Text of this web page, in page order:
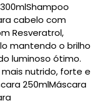
cabelo com
Resveratrol,
mantendo o brilho
luminoso ótimo.
nutrido, forte e
250mlMáscara